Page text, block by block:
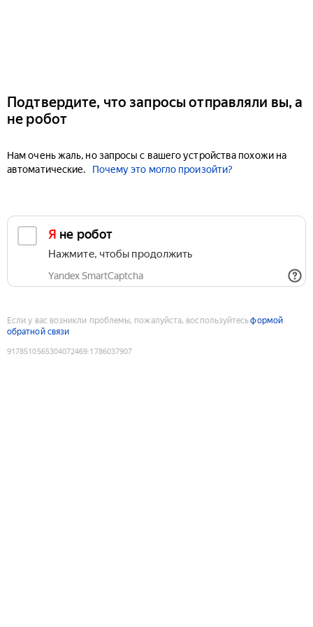
Подтвердите, что запросы отправляли вы, а
не робот
Нам очень жаль, но запросы с вашего устройства похожи на
автоматические.
Почему это могло произойти?
Я не робот
Нажмите, чтобы продолжить
Yandex SmartCaptcha
Если у вас возникли проблемы, пожалуйста, воспользуйтесьформой
обратной связи
9178510565304072469:1786037907